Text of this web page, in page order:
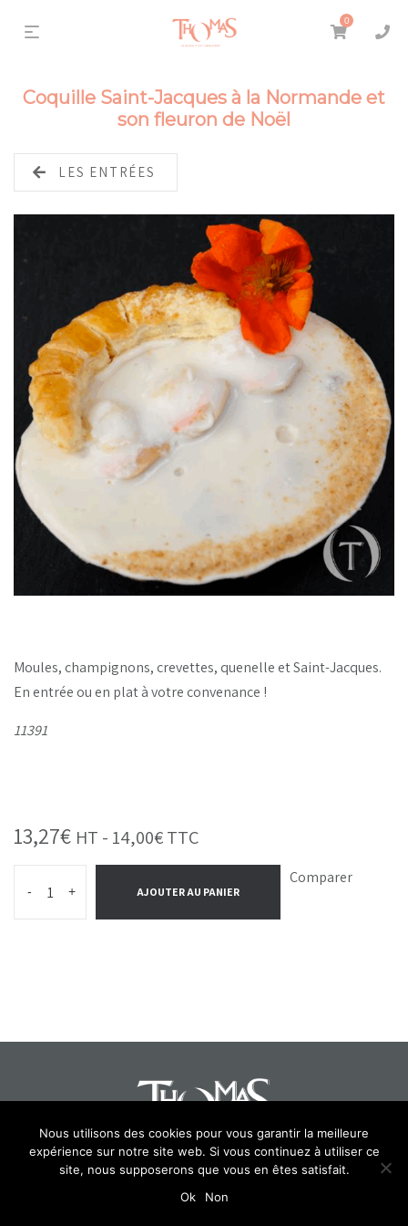
0
Coquille Saint-Jacques à la Normande et
son fleuron de Noël
LES ENTRÉES
Moules, champignons, crevettes, quenelle et Saint-Jacques.
En entrée ou en plat à votre convenance !
11391
13,27€ HT - 14,00€TTC
- + AJOUTER AU PANIER
Comparer
Select at least 2 products
Nous utilisons des cookies pour vous garantir la meilleure
expérience sur notre site web. Si vous continuez à utiliser ce
site, nous supposerons que vous en êtes satisfait.
Ok
Non